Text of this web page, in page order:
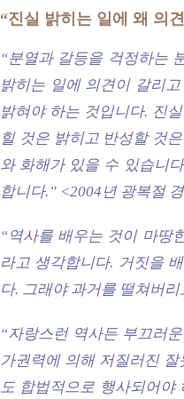
“진실 밝히는 일에 왜 의
“분열과 갈등을 걱정하는
밝히는 일에 의견이 갈리
밝혀야 하는 것입니다. 진
힐 것은 밝히고 반성할 것
와 화해가 있을 수 있습니
합니다.” <2004년 광복절
“역사를 배우는 것이 마땅
라고 생각합니다. 거짓을
다. 그래야 과거를 떨쳐버
“자랑스런 역사든 부끄러
가권력에 의해 저질러진
도 합법적으로 행사되어야